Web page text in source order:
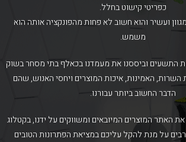
כפריטי קישוט בחלל.
ועשיר והוא חשוב לא פחות מהפונקציה אותה הוא
משמש.
התשעים וביססנו את מעמדנו בכאלף בתי מסחר בשוק
השרות, האמינות, איכות המוצרים ויחסי האנוש, שהם
הדבר החשוב ביותר עבורנו.
את האתר המוצרים המיובאים ומשווקים על ידנו, בקטלוג
על מנת להקל עליכם במציאת הפתרונות הטובים